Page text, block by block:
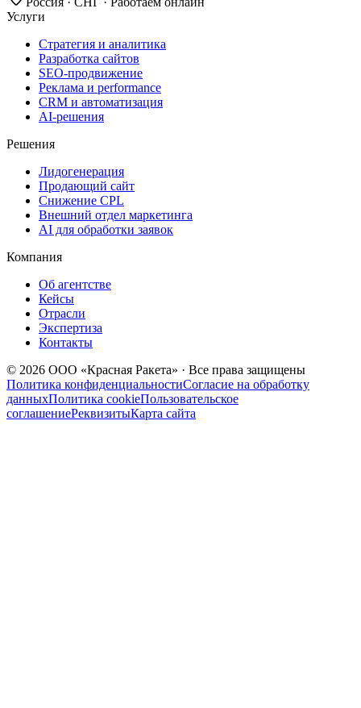
Услуги
Стратегия и аналитика
Разработка сайтов
SEO‑продвижение
Реклама и performance
CRM и автоматизация
AI‑решения
Решения
Лидогенерация
Продающий сайт
Снижение CPL
Внешний отдел маркетинга
AI для обработки заявок
Компания
Об агентстве
Кейсы
Отрасли
Экспертиза
Контакты
© 2026 ООО «Красная Ракета» · Все права защищены
Политика конфиденциальностиСогласие на обработку
данныхПолитика cookieПользовательское
соглашениеРеквизитыКарта сайта